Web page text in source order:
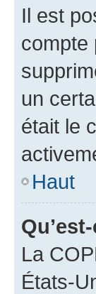
Il est
compte
un
était le
Haut
La
États-